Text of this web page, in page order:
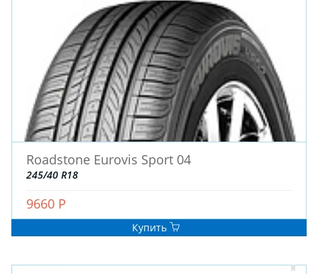
Roadstone Eurovis Sport 04
245/40 R18
9660 Р
Купить